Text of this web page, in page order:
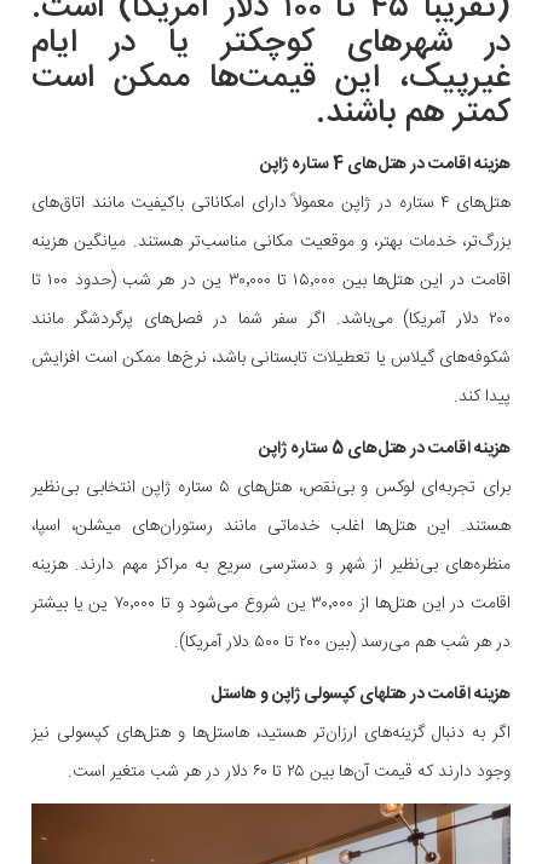
در شهرهای کوچکتر یا در ایام
غیرپیک، این قیمت‌ها ممکن است
کمتر هم باشند.
هزینه اقامت در هتل‌های 4 ستاره ژاپن
هتل‌های ۴ ستاره در ژاپن معمولاً دارای امکاناتی باکیفیت مانند اتاق‌های
بزرگ‌تر، خدمات بهتر، و موقعیت مکانی مناسب‌تر هستند. میانگین هزینه
اقامت در این هتل‌ها بین ۱۵٬۰۰۰ تا ۳۰٬۰۰۰ ین در هر شب (حدود ۱۰۰ تا
۲۰۰ دلار آمریکا) می‌باشد. اگر سفر شما در فصل‌های پرگردشگر مانند
شکوفه‌های گیلاس یا تعطیلات تابستانی باشد، نرخ‌ها ممکن است افزایش
پیدا کند.
هزینه اقامت در هتل‌های 5 ستاره ژاپن
برای تجربه‌ای لوکس و بی‌نقص، هتل‌های ۵ ستاره ژاپن انتخابی بی‌نظیر
هستند. این هتل‌ها اغلب خدماتی مانند رستوران‌های میشلن، اسپا،
منظره‌های بی‌نظیر از شهر و دسترسی سریع به مراکز مهم دارند. هزینه
اقامت در این هتل‌ها از ۳۰٬۰۰۰ ین شروع می‌شود و تا ۷۰٬۰۰۰ ین یا بیشتر
در هر شب هم می‌رسد (بین ۲۰۰ تا ۵۰۰ دلار آمریکا).
هزینه اقامت در هتلهای کپسولی ژاپن و هاستل
اگر به دنبال گزینه‌های ارزان‌تر هستید، هاستل‌ها و هتل‌های کپسولی نیز
وجود دارند که قیمت آن‌ها بین ۲۵ تا ۶۰ دلار در هر شب متغیر است.